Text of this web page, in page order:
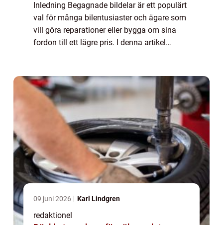
Inledning Begagnade bildelar är ett populärt
val för många bilentusiaster och ägare som
vill göra reparationer eller bygga om sina
fordon till ett lägre pris. I denna artikel
09 juni 2026 Karl Lindgren
redaktionel